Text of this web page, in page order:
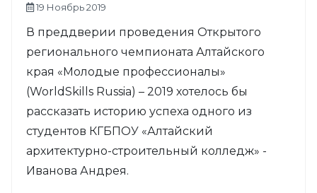
19 Ноябрь 2019
В преддверии проведения Открытого
регионального чемпионата Алтайского
края «Молодые профессионалы»
(WorldSkills Russia) – 2019 хотелось бы
рассказать историю успеха одного из
студентов КГБПОУ «Алтайский
архитектурно-строительный колледж» -
Иванова Андрея.